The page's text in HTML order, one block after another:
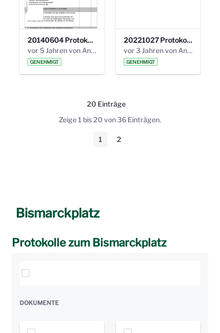
20140604 Protokoll 5. Steuerungskreis.pdf
vor 5 Jahren von Anni Schlumberger
GENEHMIGT
20221027 Protokoll 34. Steuerungskreis.pdf
vor 3 Jahren von Anni Schlumberger
GENEHMIGT
20 Einträge
Pro Seite
Zeige 1 bis 20 von 36 Einträgen.
Seite
1 Seite
2
Bismarckplatz
Protokolle zum Bismarckplatz
Elemente auswählen
DOKUMENTE